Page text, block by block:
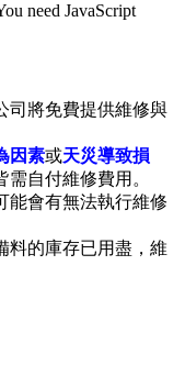
need JavaScript
司將免費提供維修與
因素或天災導致損
需自付維修費用。
能會有無法執行維修
料的庫存已用盡，維